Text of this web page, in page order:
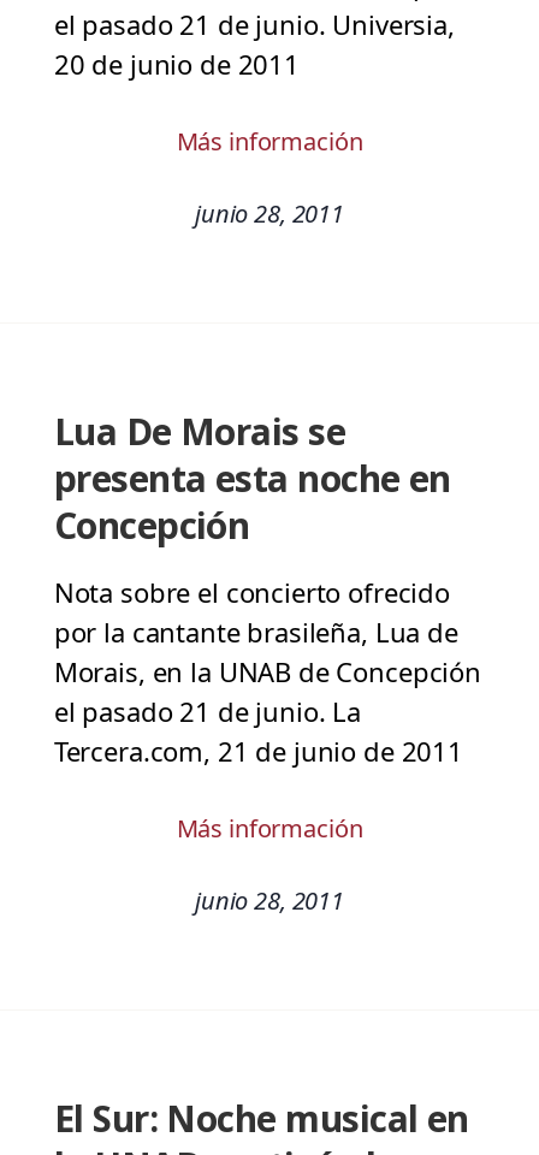
el pasado 21 de junio. Universia,
20 de junio de 2011
Más información
junio 28, 2011
Lua De Morais se
presenta esta noche en
Concepción
Nota sobre el concierto ofrecido
por la cantante brasileña, Lua de
Morais, en la UNAB de Concepción
el pasado 21 de junio. La
Tercera.com, 21 de junio de 2011
Más información
junio 28, 2011
El Sur: Noche musical en